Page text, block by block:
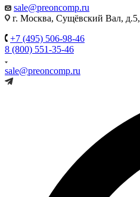
sale@preoncomp.ru
г. Москва, Сущёвский Вал,
+7 (495) 506-98-46
8 (800) 551-35-46
sale@preoncomp.ru